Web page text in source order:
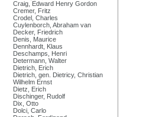
Craig, Edward Henry Gordon
Cremer, Fritz
Crodel, Charles
Cuylenborch, Abraham van
Decker, Friedrich
Denis, Maurice
Dennhardt, Klaus
Deschamps, Henri
Determann, Walter
Dietrich, Erich
Dietrich, gen. Dietricy, Christian
Wilhelm Ernst
Dietz, Erich
Dischinger, Rudolf
Dix, Otto
Dolci, Carlo